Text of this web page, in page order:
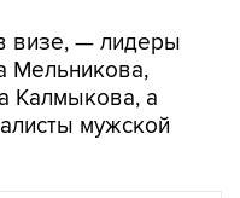
Калмыкова, а
мужской